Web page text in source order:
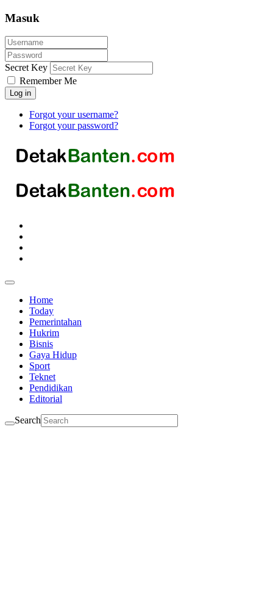
Masuk
Secret Key
Remember Me
Log in
Forgot your username?
Forgot your password?
Home
Today
Pemerintahan
Hukrim
Bisnis
Gaya Hidup
Sport
Teknet
Pendidikan
Editorial
Search